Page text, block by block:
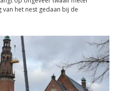
het nest gedaan bij de